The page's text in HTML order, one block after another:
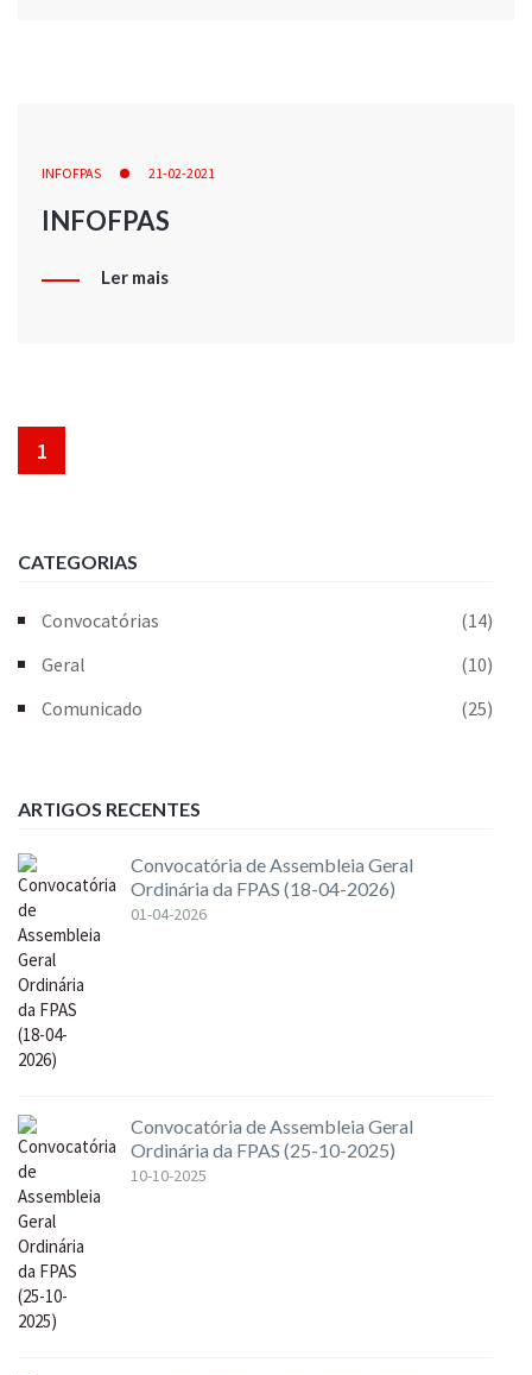
INFOFPAS 21-02-2021
INFOFPAS
Ler mais
1
CATEGORIAS
Convocatórias
(14)
Geral
(10)
Comunicado
(25)
ARTIGOS RECENTES
Convocatória de Assembleia Geral
Ordinária da FPAS (18-04-2026)
01-04-2026
Convocatória de Assembleia Geral
Ordinária da FPAS (25-10-2025)
10-10-2025